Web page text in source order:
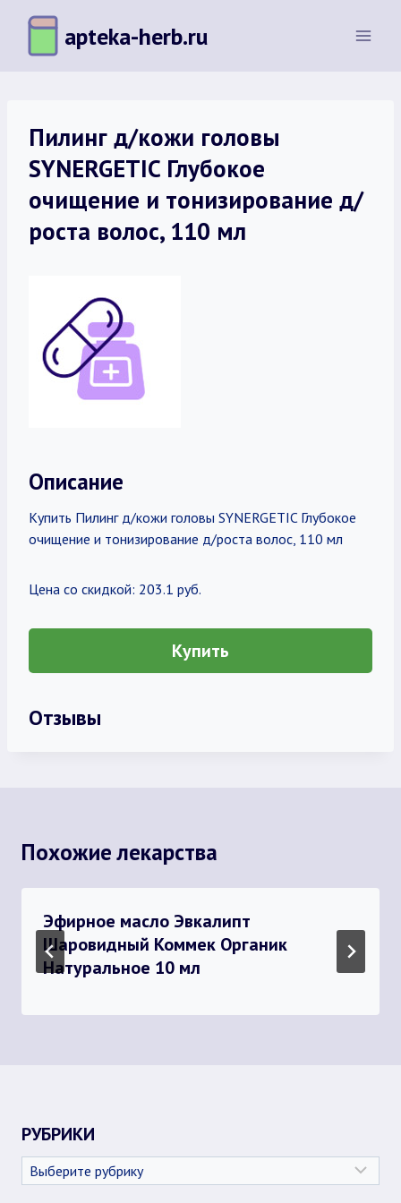
Перейти
содержимому
apteka-herb.ru
Пилинг д/кожи головы
SYNERGETIC Глубокое
очищение и тонизирование д/
роста волос, 110 мл
Описание
Купить Пилинг д/кожи головы SYNERGETIC Глубокое
очищение и тонизирование д/роста волос, 110 мл
Цена со скидкой: 203.1 руб.
Купить
Отзывы
Похожие лекарства
Эфирное масло Эвкалипт
Шаровидный Коммек Органик
Натуральное 10 мл
РУБРИКИ
Рубрики